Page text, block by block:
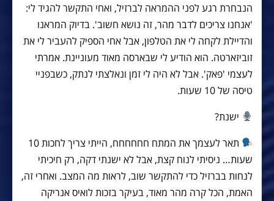
הנבחרת רגע לפני ההמראה לברזיל, ואחי התקשר להגיד לי:
'אנחנו צריכים לדבר מהר, זה נושא חשוב'. בדיוק המראנו
והדיילת לקחה לי את הטלפון, אבל אחי הספיק להעביר לי את
זוביזארטה. הוא הודיע לי שבארסה מאוד מעוניינת. אמרתי
לעצמי 'פאק'. אבל לא היה לי זמן ונאלצתי לנתק, כשבפניי
טיסה של 10 שעות.
ישנת?
תאר לעצמך את המתח חחחחחח, הייתי צריך לחכות 10
שעות… ניסיתי לנוח קצת, אבל לא ישנתי דקה, רק חיכיתי
לנחות בברזיל כדי להתקשר שוב, לראות מה המצב. ואחרי זה,
האמת, הכל קרה מהר מאוד, בעיקר בזכות לואיס אנריקה